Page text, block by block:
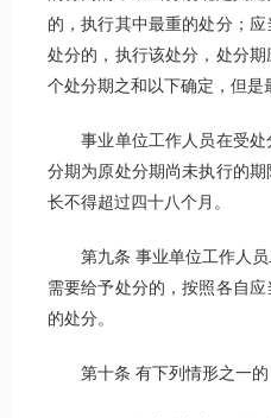
的，执行其中最重的处分；
处分的，执行该处分，处分
个处分期之和以下确定，但是
事业单位工作人员在受处
分期为原处分期尚未执行的
长不得超过四十八个月。
第九条 事业单位工作人员
需要给予处分的，按照各自
的处分。
第十条 有下列情形之一的